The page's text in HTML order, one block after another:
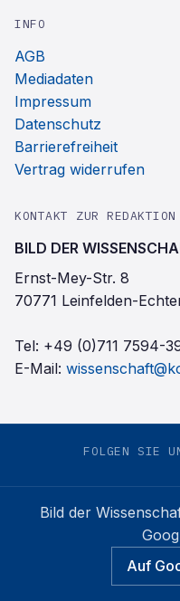
INFO
AGB
Mediadaten
Impressum
Datenschutz
Barrierefreiheit
Vertrag widerrufen
KONTAKT ZUR REDAKTION
BILD DER
Ernst-Mey-Str. 8
70771 Leinfelden-
Tel: +49 (0)711 7594-
E-Mail:
FOLGEN SIE
Bild der
Auf